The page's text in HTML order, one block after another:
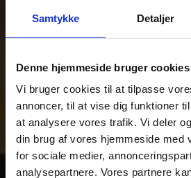
Samtykke Detaljer
Denne hjemmeside bruger cookies
Vi bruger cookies til at tilpasse
annoncer, til at vise dig funktioner
at analysere vores trafik. Vi deler
din brug af vores hjemmeside med
for sociale medier,
analysepartnere. Vores partnere